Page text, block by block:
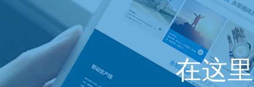
在这